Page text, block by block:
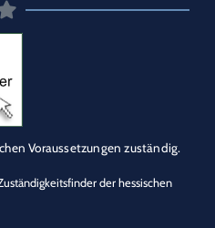
Voraussetzungen zuständig.
der hessischen